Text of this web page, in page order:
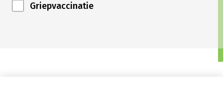
Griepvaccinatie